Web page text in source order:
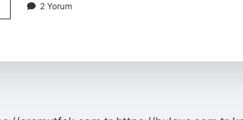
2 Yorum